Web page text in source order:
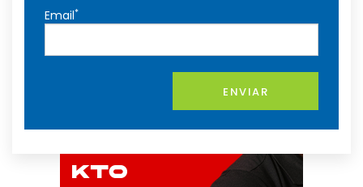
Email*
ENVIAR